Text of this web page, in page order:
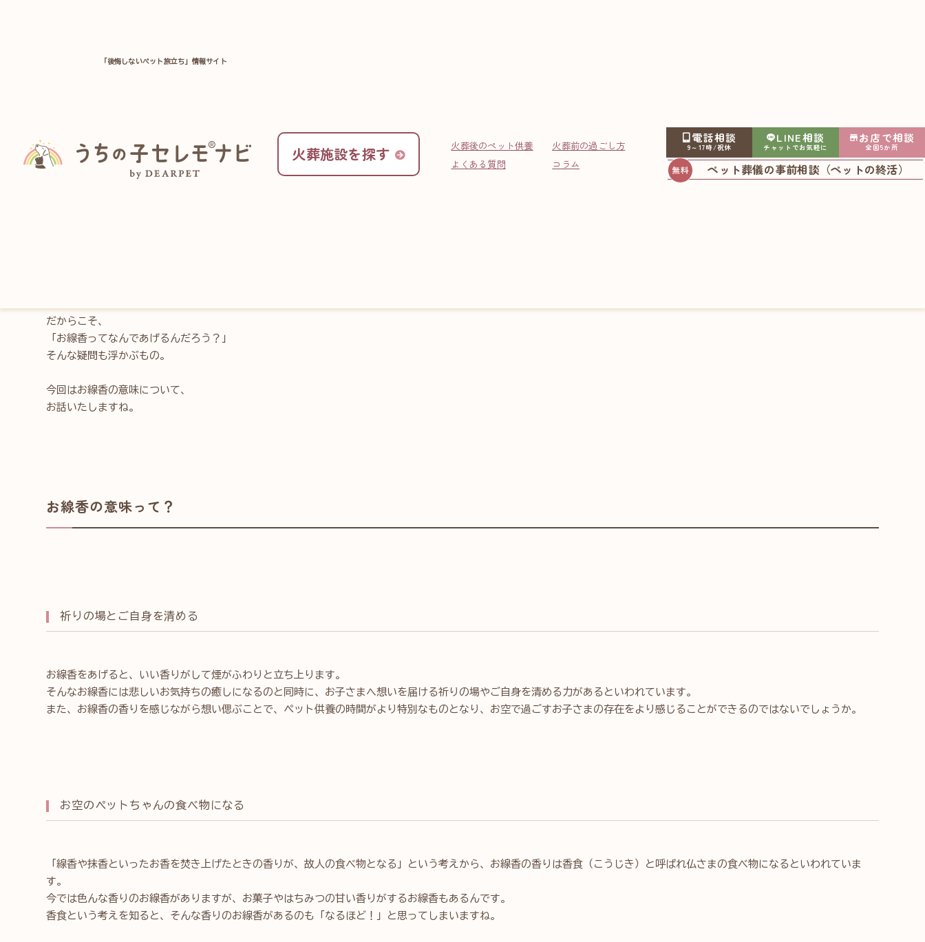
「後悔しないペット旅立ち」情報サイト
火葬施設を探す 火葬後のペット供養
火葬前の過ごし方
よくある質問
コラム
電話相談
9～17時/祝休
LINE相談
チャットでお気軽に
お店で相談
全国5か所
ペット葬儀の事前相談（ペットの終活）
ペット葬儀のお役立ち情報一覧
ペット供養Q&A 『 お線香の意味って？ 』
だからこそ、
「お線香ってなんであげるんだろう？」
そんな疑問も浮かぶもの。
今回はお線香の意味について、
お話いたしますね。
お線香の意味って？
祈りの場とご自身を清める
お線香をあげると、いい香りがして煙がふわりと立ち上ります。
そんなお線香には悲しいお気持ちの癒しになるのと同時に、お子さまへ想いを届ける祈りの場やご自身を清める力があるといわれています。
また、お線香の香りを感じながら想い偲ぶことで、ペット供養の時間がより特別なものとなり、お空で過ごすお子さまの存在をより感じることができるのではないでしょうか。
お空のペットちゃんの食べ物になる
「線香や抹香といったお香を焚き上げたときの香りが、故人の食べ物となる」という考えから、お線香の香りは香食（こうじき）と呼ばれ仏さまの食べ物になるといわれていま
す。
今では色んな香りのお線香がありますが、お菓子やはちみつの甘い香りがするお線香もあるんです。
香食という考えを知ると、そんな香りのお線香があるのも「なるほど！」と思ってしまいますね。